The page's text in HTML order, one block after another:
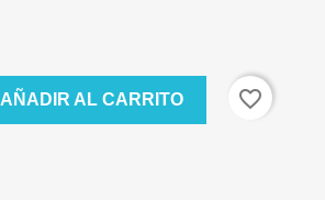
AÑADIR AL CARRITO favorite_border